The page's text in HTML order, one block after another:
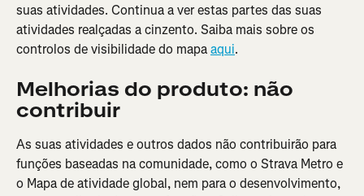
suas atividades. Continua a ver estas partes das suas
atividades realçadas a cinzento. Saiba mais sobre os
controlos de visibilidade do mapa aqui.
Melhorias do produto: não
contribuir
As suas atividades e outros dados não contribuirão para
funções baseadas na comunidade, como o Strava Metro e
o Mapa de atividade global, nem para o desenvolvimento,